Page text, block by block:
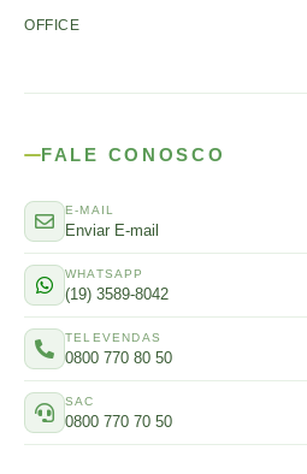
OFFICE
FALE CONOSCO
E-MAIL
Enviar E-mail
WHATSAPP
(19) 3589-8042
TELEVENDAS
0800 770 80 50
SAC
0800 770 70 50